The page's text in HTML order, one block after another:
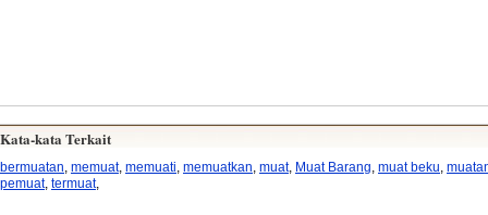
Kata-kata Terkait
bermuatan memuat, memuati memuatkan muat, Muat Barang muat beku
pemuat, termuat,